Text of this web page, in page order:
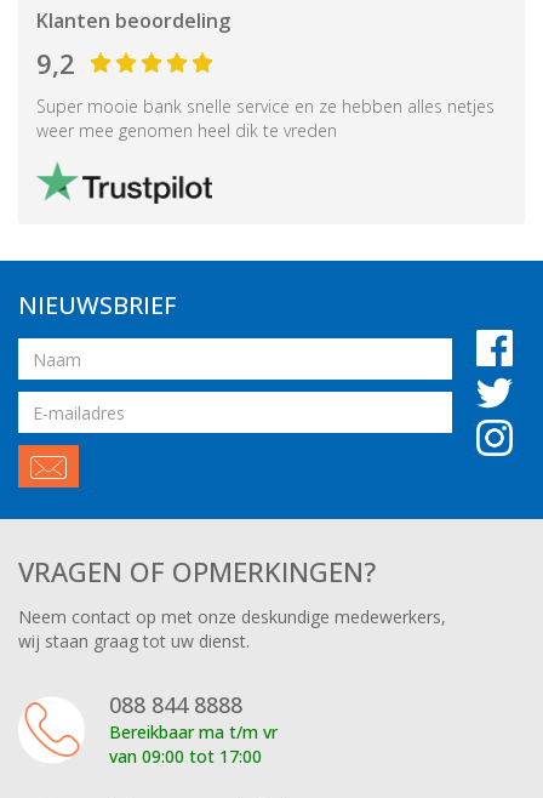
Klanten beoordeling
9,2
Super mooie bank snelle service en ze hebben alles netjes
weer mee genomen heel dik te vreden
NIEUWSBRIEF
Naam
Email
adres
VRAGEN OF OPMERKINGEN?
Neem contact op met onze deskundige medewerkers,
wij staan graag tot uw dienst.
088 844 8888
Bereikbaar ma t/m vr
van 09:00 tot 17:00